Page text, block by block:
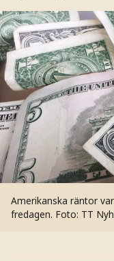
Amerikanska räntor
fredagen. Foto: TT